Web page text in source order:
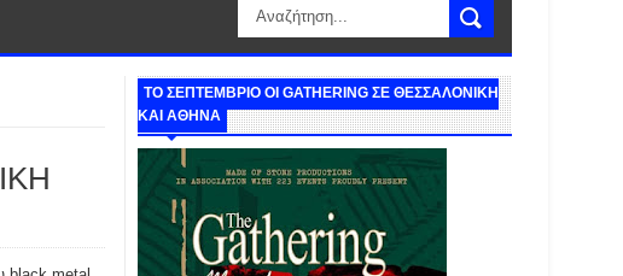
ΤΟ ΣΕΠΤΕΜΒΡΙΟ ΟΙ GATHERING ΣΕ ΘΕΣΣΑΛΟΝΙΚΗ
ΚΑΙ ΑΘΗΝΑ